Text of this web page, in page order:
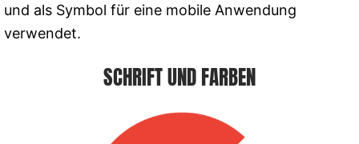
und als Symbol für eine mobile Anwendung
verwendet.
SCHRIFT UND FARBEN